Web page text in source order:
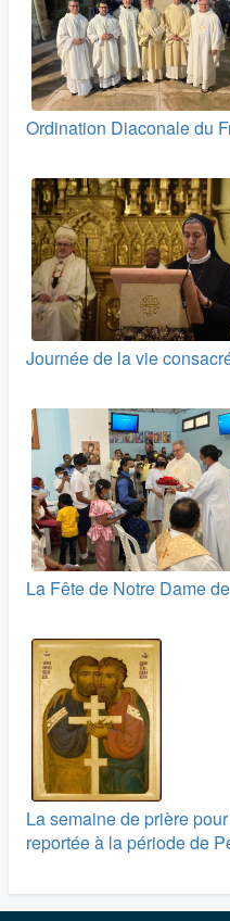
Ordination Diaconale du
Journée de la vie
La Fête de Notre Dame
La semaine de prière
reportée à la période de